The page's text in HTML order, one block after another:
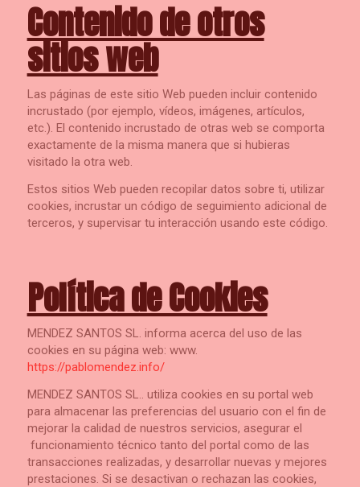
Contenido de otros
sitios web
Las páginas de este sitio Web pueden incluir contenido
incrustado (por ejemplo, vídeos, imágenes, artículos,
etc.). El contenido incrustado de otras web se comporta
exactamente de la misma manera que si hubieras
visitado la otra web.
Estos sitios Web pueden recopilar datos sobre ti, utilizar
cookies, incrustar un código de seguimiento adicional de
terceros, y supervisar tu interacción usando este código.
Política de Cookies
MENDEZ SANTOS SL. informa acerca del uso de las
cookies en su página web: www.
https://pablomendez.info/
MENDEZ SANTOS SL.. utiliza cookies en su portal web
para almacenar las preferencias del usuario con el fin de
mejorar la calidad de nuestros servicios, asegurar el
funcionamiento técnico tanto del portal como de las
transacciones realizadas, y desarrollar nuevas y mejores
prestaciones. Si se desactivan o rechazan las cookies,